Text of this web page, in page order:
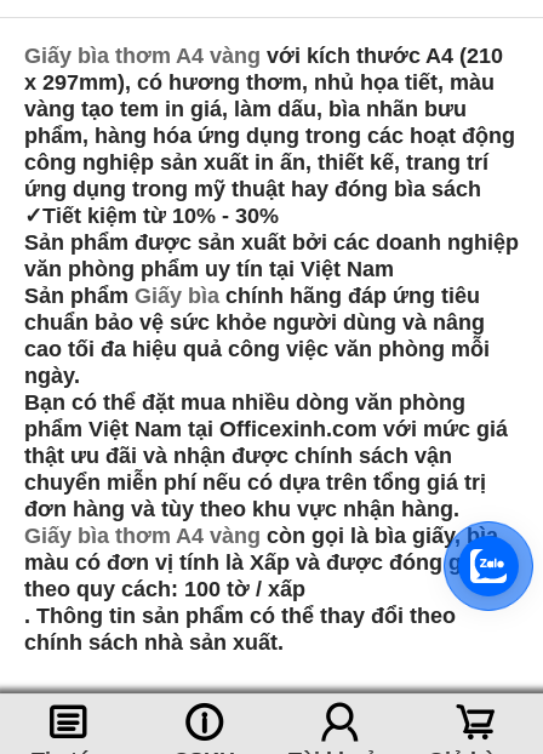
󰈂 󰈢 󰃳 󰃦
Giấy bìa thơm A4 vàng với kích thước A4 (210
x 297mm), có hương thơm, nhủ họa tiết, màu
vàng tạo tem in giá, làm dấu, bìa nhãn bưu
phẩm, hàng hóa ứng dụng trong các hoạt động
công nghiệp sản xuất in ấn, thiết kế, trang trí
ứng dụng trong mỹ thuật hay đóng bìa sách
✓Tiết kiệm từ 10% - 30%
Sản phẩm được sản xuất bởi các doanh nghiệp
văn phòng phẩm uy tín tại Việt Nam
Sản phẩm Giấy bìa chính hãng đáp ứng tiêu
chuẩn bảo vệ sức khỏe người dùng và nâng
cao tối đa hiệu quả công việc văn phòng mỗi
ngày.
Bạn có thể đặt mua nhiều dòng văn phòng
phẩm Việt Nam tại Officexinh.com với mức giá
thật ưu đãi và nhận được chính sách vận
chuyển miễn phí nếu có dựa trên tổng giá trị
đơn hàng và tùy theo khu vực nhận hàng.
Giấy bìa thơm A4 vàng còn gọi là bìa giấy, bìa
màu có đơn vị tính là Xấp và được đóng gói
theo quy cách: 100 tờ / xấp
. Thông tin sản phẩm có thể thay đổi theo
chính sách nhà sản xuất.